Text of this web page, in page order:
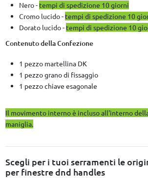
Nero - tempi di spedizione 10 giorni
Cromo lucido - tempi di spedizione 10
Dorato lucido - tempi di spedizione 10
Contenuto della Confezione
1 pezzo martellina DK
1 pezzo grano di fissaggio
1 pezzo chiave esagonale
Il movimento interno è incluso all'interno
maniglia.
Scegli per i tuoi serramenti le
per finestre dnd handles